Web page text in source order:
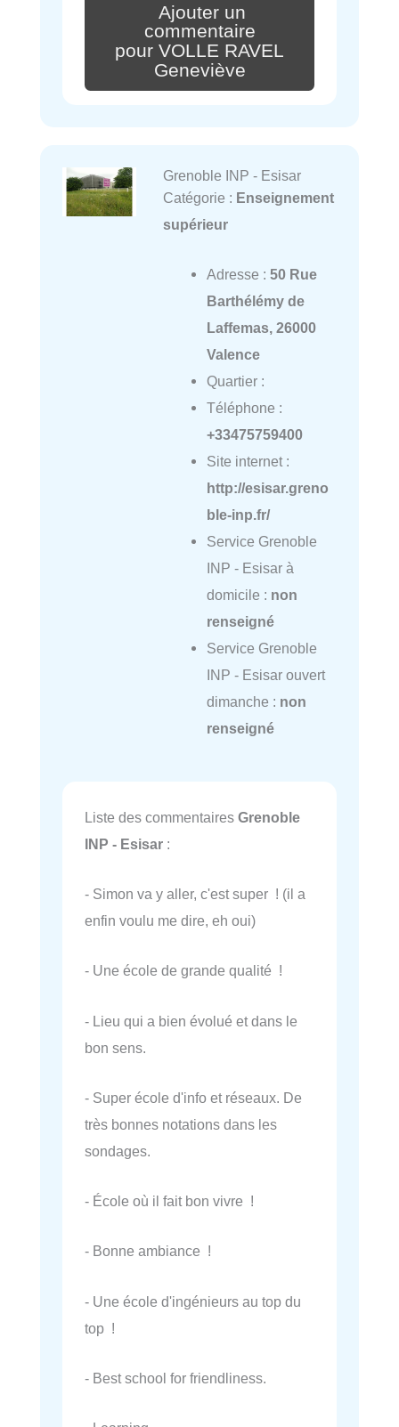
Ajouter un
commentaire
pour VOLLE RAVEL
Geneviève
Grenoble INP - Esisar
Catégorie : Enseignement
supérieur
Adresse : 50 Rue
Barthélémy de
Laffemas, 26000
Valence
Quartier :
Téléphone :
+33475759400
Site internet :
http://esisar.greno
ble-inp.fr/
Service Grenoble
INP - Esisar à
domicile : non
renseigné
Service Grenoble
INP - Esisar ouvert
dimanche : non
renseigné
Liste des commentaires Grenoble
INP - Esisar :
- Simon va y aller, c'est super ! (il a
enfin voulu me dire, eh oui)
- Une école de grande qualité !
- Lieu qui a bien évolué et dans le
bon sens.
- Super école d'info et réseaux. De
très bonnes notations dans les
sondages.
- École où il fait bon vivre !
- Bonne ambiance !
- Une école d'ingénieurs au top du
top !
- Best school for friendliness.